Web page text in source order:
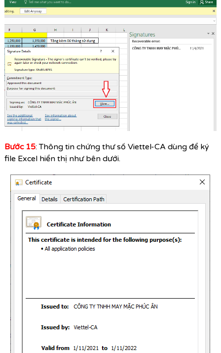
Bước 15: Thông tin chứng thư số Viettel-CA dùng để ký
file Excel hiển thị như bên dưới.